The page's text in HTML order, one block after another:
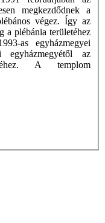
megkezdődnek a
végez. Így az
a plébánia területéhez
as egyházmegyei
az
A templom